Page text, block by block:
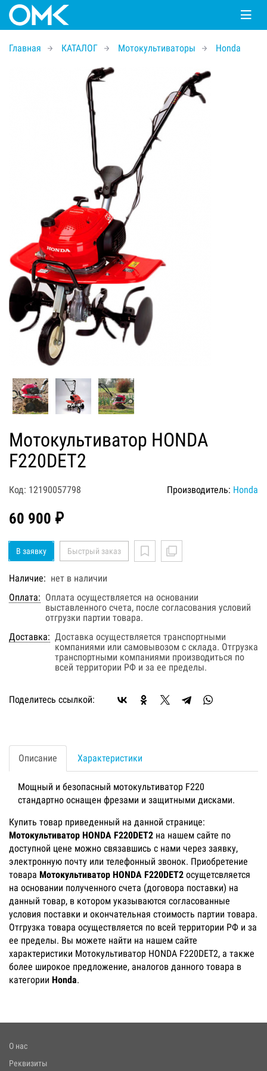
Главная КАТАЛОГ Мотокультиваторы Honda
Мотокультиватор HONDA
F220DET2
Код: 12190057798 Производитель: Honda
60 900 ₽
В заявку Быстрый заказ
Наличие: нет в наличии
Оплата: Оплата осуществляется на основании
выставленного счета, после согласования условий
отгрузки партии товара.
Доставка: Доставка осуществляется транспортными
компаниями или самовывозом с склада. Отгрузка
транспортными компаниями производиться по
всей территории РФ и за ее пределы.
Поделитесь ссылкой:
Описание Характеристики
Мощный и безопасный мотокультиватор F220
стандартно оснащен фрезами и защитными дисками.
Купить товар приведенный на данной странице:
Мотокультиватор HONDA F220DET2 на нашем сайте по
доступной цене можно связавшись с нами через заявку,
электронную почту или телефонный звонок. Приобретение
товара Мотокультиватор HONDA F220DET2 осущетсвляется
на основании полученного счета (договора поставки) на
данный товар, в котором указываются согласованные
условия поставки и окончательная стоимость партии товара.
Отгрузка товара осуществляется по всей территории РФ и за
ее пределы. Вы можете найти на нашем сайте
характеристики Мотокультиватор HONDA F220DET2, а также
более широкое предложение, аналогов данного товара в
категории Honda.
О нас
Реквизиты